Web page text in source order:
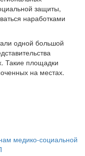
защиты,
наработками
одной большой
Такие площадки
на местах.